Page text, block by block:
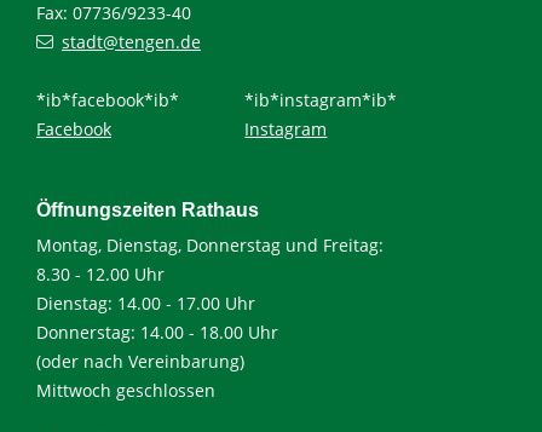
Fax: 07736/9233-40
stadt@tengen.de
*ib*facebook*ib*
Facebook
*ib*instagram*ib*
Instagram
Öffnungszeiten Rathaus
Montag, Dienstag, Donnerstag und Freitag:
8.30 - 12.00 Uhr
Dienstag: 14.00 - 17.00 Uhr
Donnerstag: 14.00 - 18.00 Uhr
(oder nach Vereinbarung)
Mittwoch geschlossen